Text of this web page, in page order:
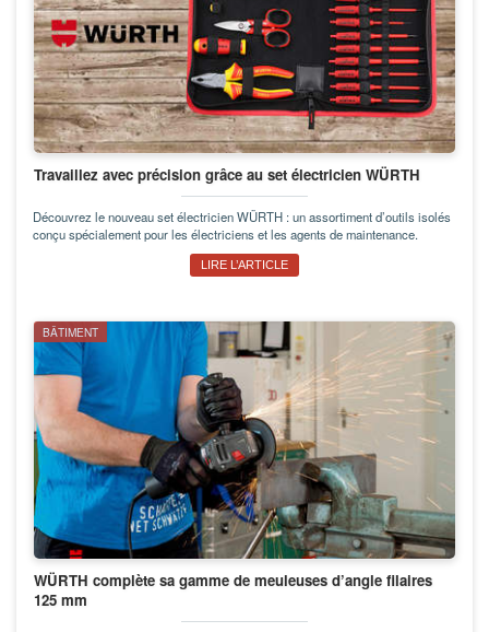
Travaillez avec précision grâce au set électricien WÜRTH
Découvrez le nouveau set électricien WÜRTH : un assortiment d’outils isolés
conçu spécialement pour les électriciens et les agents de maintenance.
LIRE L’ARTICLE
BÂTIMENT
WÜRTH complète sa gamme de meuleuses d’angle filaires
125 mm